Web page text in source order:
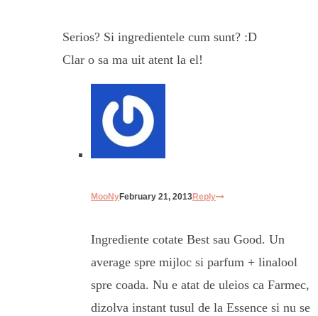
Serios? Si ingredientele cum sunt? :D
Clar o sa ma uit atent la el!
MooNyFebruary 21, 2013Reply
Ingrediente cotate Best sau Good. Un
average spre mijloc si parfum + linalool
spre coada. Nu e atat de uleios ca Farmec,
dizolva instant tusul de la Essence si nu se